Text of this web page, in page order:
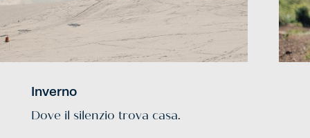
Inverno
Dove il silenzio trova casa.